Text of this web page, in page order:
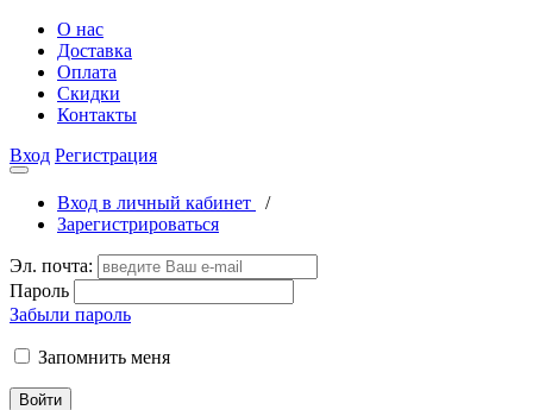
О нас
Доставка
Оплата
Скидки
Контакты
Вход Регистрация
Вход в личный кабинет
/
Зарегистрироваться
Эл. почта:
Пароль
Забыли пароль
Запомнить меня
Войти